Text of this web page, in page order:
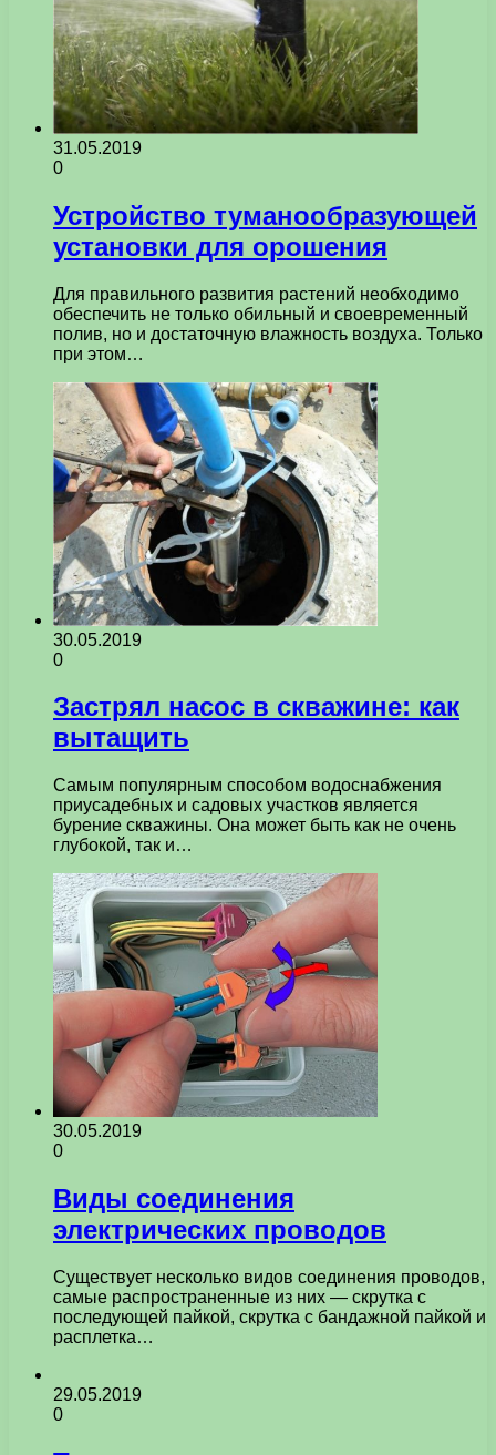
31.05.2019
0
Устройство туманообразующей
установки для орошения
Для правильного развития растений необходимо
обеспечить не только обильный и своевременный
полив, но и достаточную влажность воздуха. Только
при этом…
30.05.2019
0
Застрял насос в скважине: как
вытащить
Самым популярным способом водоснабжения
приусадебных и садовых участков является
бурение скважины. Она может быть как не очень
глубокой, так и…
30.05.2019
0
Виды соединения
электрических проводов
Существует несколько видов соединения проводов,
самые распространенные из них — скрутка с
последующей пайкой, скрутка с бандажной пайкой и
расплетка…
29.05.2019
0